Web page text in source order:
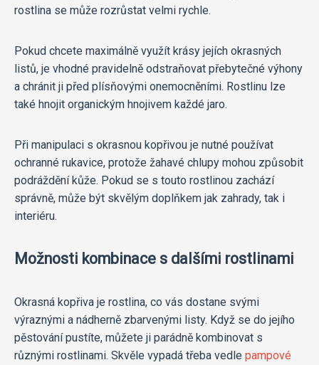
rostlina se může rozrůstat velmi rychle.
Pokud chcete maximálně využít krásy jejích okrasných
listů, je vhodné pravidelně odstraňovat přebytečné výhony
a chránit ji před plísňovými onemocněními. Rostlinu lze
také hnojit organickým hnojivem každé jaro.
Při manipulaci s okrasnou kopřivou je nutné používat
ochranné rukavice, protože žahavé chlupy mohou způsobit
podráždění kůže. Pokud se s touto rostlinou zachází
správně, může být skvělým doplňkem jak zahrady, tak i
interiéru.
Možnosti kombinace s dalšími rostlinami
Okrasná kopřiva je rostlina, co vás dostane svými
výraznými a nádherně zbarvenými listy. Když se do jejího
pěstování pustíte, můžete ji parádně kombinovat s
různými rostlinami. Skvěle vypadá třeba vedle pampové